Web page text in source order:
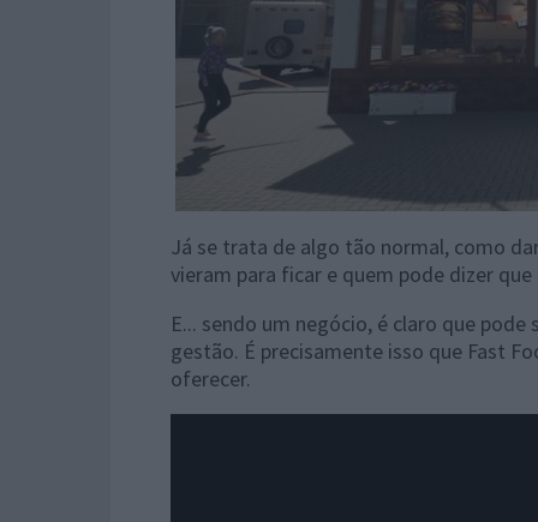
Já se trata de algo tão normal, como
vieram para ficar e quem pode dizer
E... sendo um negócio, é claro que
gestão. É precisamente isso que Fast
oferecer.